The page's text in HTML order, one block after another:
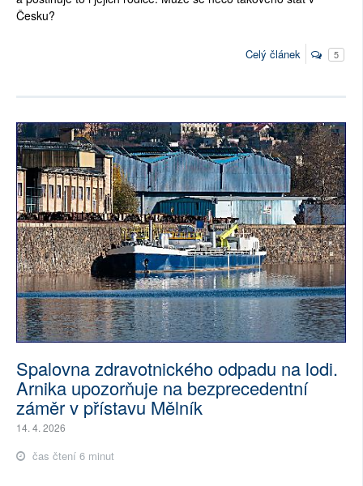
Česku?
Celý článek 5
Spalovna zdravotnického odpadu na lodi.
Arnika upozorňuje na bezprecedentní
záměr v přístavu Mělník
14. 4. 2026
čas čtení 6 minut